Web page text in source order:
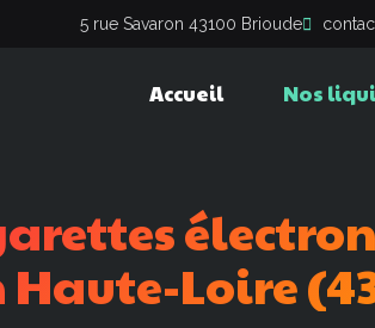
5 rue Savaron 43100 Brioude
Accueil Nos
Haute-Loire